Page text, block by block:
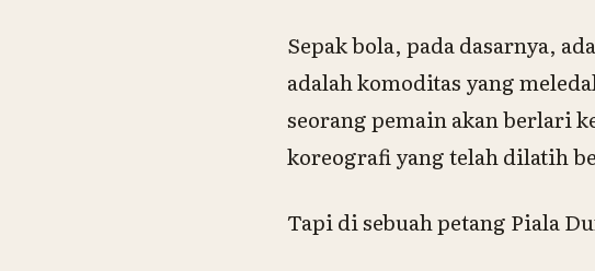
Sepak bola, pada dasarnya,
adalah komoditas yang
seorang pemain akan berlari
koreografi yang telah dilatih
Tapi di sebuah petang Piala